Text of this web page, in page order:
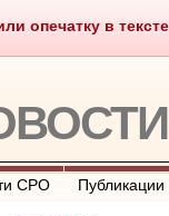
опечатку вЧто
СРО Публикации